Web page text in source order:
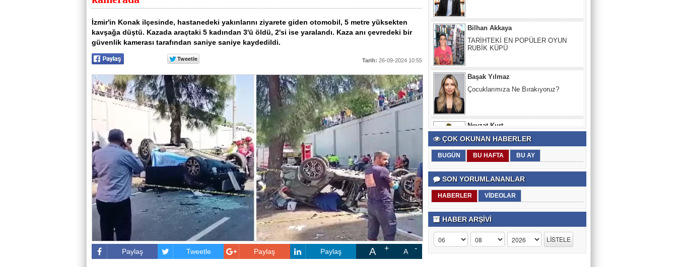
İzmir'in Konak ilçesinde, hastanedeki yakınlarını ziyarete giden otomobil, 5 metre yüksekten
kavşağa düştü. Kazada araçtaki 5 kadından 3'ü öldü, 2'si ise yaralandı. Kaza anı çevredeki bir
güvenlik kamerası tarafından saniye saniye kaydedildi.
Tarih: 26-09-2024 10:55
Paylaş Tweetle Paylaş Paylaş A A
Başak Yılmaz
Çocuklarımıza Ne Bırakıyoruz?
Nevzat Kurt
ÇOK OKUNAN HABERLER
BUGÜN BU HAFTA BU AY
SON YORUMLANANLAR
HABERLER VİDEOLAR
HABER ARŞİVİ